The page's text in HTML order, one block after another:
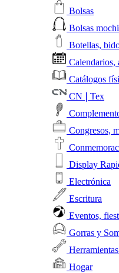
Bolsas
Bolsas
Botellas,
Calendarios,
Catálogos
CN❘Tex
Congresos,
Display
Electrónica
Escritura
Eventos,
Gorras y
Hogar